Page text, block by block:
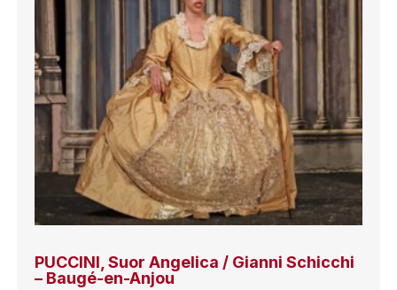
PUCCINI, Suor Angelica / Gianni Schicchi
– Baugé-en-Anjou